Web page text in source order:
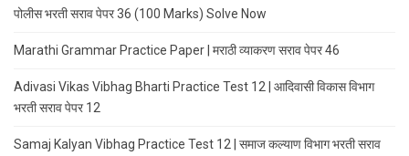
पोलीस भरती सराव पेपर 36 (100 Marks) Solve Now
Marathi Grammar Practice Paper | मराठी व्याकरण सराव पेपर 46
Adivasi Vikas Vibhag Bharti Practice Test 12 | आदिवासी विकास विभाग
भरती सराव पेपर 12
Samaj Kalyan Vibhag Practice Test 12 | समाज कल्याण विभाग भरती सराव